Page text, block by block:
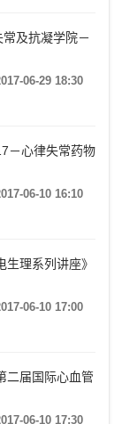
及抗凝学院－
06-29 18:30
－心律失常药物
06-10 16:10
生理系列讲座》
06-10 17:00
二届国际心血管
06-10 17:30